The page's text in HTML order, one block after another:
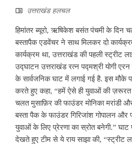
उत्तराखंड हलचल
हिमांतर ब्यूरो, ऋषिकेश बसंत पंचमी के दिन
बस्तापैक एडवेंचर ने साथ मिलकर दो
कार्यक्रम था, उत्तराखंड की पहली स्ट्रीट
उद्घाटन उत्तराखंड रत्न पद्मश्री योगी एरन
के सार्वजनिक घाट में लगाई गई है. इस मौके
करते हुए कहा, “हमें ऐसे ही युवाओं की ज़रूरत
चलत मुसाफ़िर की फाउंडर मोनिका मरांडी
बस्ता पैक के फाउंडर गिरिजांश गोपालन और
युवाओं के लिए प्रेरणा का स्रोत बनेगी.” घाट
देखते हुए टीम से ये राय साझा की, “स्ट्रीट